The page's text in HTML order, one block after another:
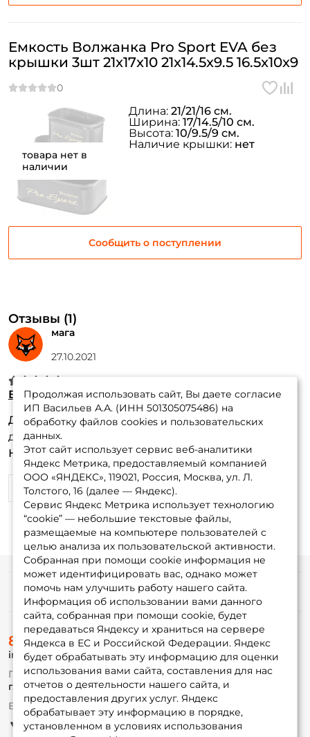
товара нет в
наличии
Емкость Волжанка Pro Sport EVA без
крышки 3шт 21x17x10 21x14.5x9.5 16.5x10x9
Сообщить о поступлении
Длина: 21/21/16 см.
Ширина: 17/14.5/10 см.
Высота: 10/9.5/9 см.
Наличие крышки: нет
Отзывы (1)
мага
27.10.2021
Емкость Dunaev Art. EVA DD/70
Достоинства:легкая, держит форму,я использую
для фидерных снастей,очень нравится....
Недостатки:пока нет
0 0
Продолжая использовать сайт, Вы даете согласие
ИП Васильев А.А. (ИНН 501305075486) на
обработку файлов cookies и пользовательских
данных.
Этот сайт использует сервис веб-аналитики
Яндекс Метрика, предоставляемый компанией
ООО «ЯНДЕКС», 119021, Россия, Москва, ул. Л.
Толстого, 16 (далее — Яндекс).
Сервис Яндекс Метрика использует технологию
“cookie” — небольшие текстовые файлы,
размещаемые на компьютере пользователей с
целью анализа их пользовательской активности.
Собранная при помощи cookie информация не
может идентифицировать вас, однако может
помочь нам улучшить работу нашего сайта.
Информация об использовании вами данного
сайта, собранная при помощи cookie, будет
передаваться Яндексу и храниться на сервере
Яндекса в ЕС и Российской Федерации. Яндекс
будет обрабатывать эту информацию для оценки
использования вами сайта, составления для нас
отчетов о деятельности нашего сайта, и
предоставления других услуг. Яндекс
обрабатывает эту информацию в порядке,
установленном в условиях использования
Информация
О магазине
Доставка
Оплата
Fox-bonus
Гуру
Партнерская программа
8 (495) 532-77-88
info@foxfishing.ru
По вопросам с заказом
г. Москва, ул. Плеханова д.7
Ежедневно 10:00 до 20:00